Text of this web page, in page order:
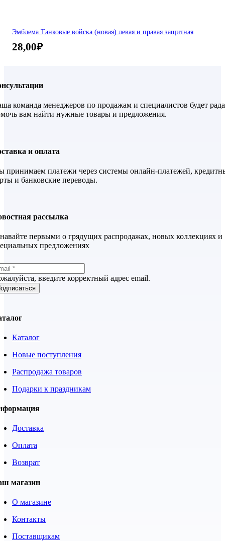
Эмблема Танковые войска (новая) левая и правая защитная
28,00₽
команда менеджеров по продажам и специалистов будет рада
вам найти нужные товары и предложения.
и оплата
принимаем платежи через системы онлайн-платежей,
и банковские переводы.
рассылка
первыми о грядущих распродажах, новых коллекциях и
предложениях
введите корректный адрес email.
Каталог
Новые поступления
Распродажа товаров
Подарки к праздникам
Доставка
Оплата
Возврат
магазин
О магазине
Контакты
Поставщикам